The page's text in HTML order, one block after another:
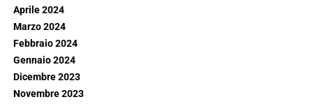
Aprile 2024
Marzo 2024
Febbraio 2024
Gennaio 2024
Dicembre 2023
Novembre 2023